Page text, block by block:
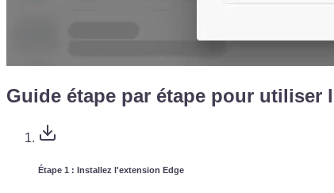
Guide étape par étape pour utiliser
Étape 1 : Installez l'extension Edge